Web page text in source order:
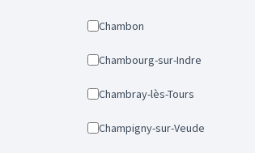
Chambon
Chambourg-sur-Indre
Chambray-lès-Tours
Champigny-sur-Veude